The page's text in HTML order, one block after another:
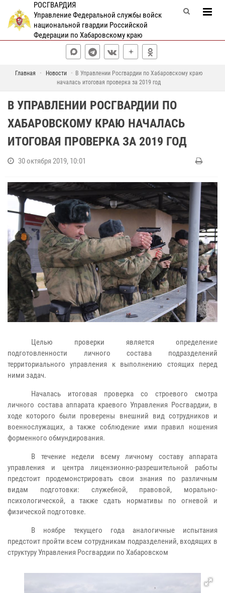
РОСГВАРДИЯ
Управление Федеральной службы войск
национальной гвардии Российской
Федерации по Хабаровскому краю
Главная Новости
В Управлении Росгвардии по Хабаровскому краю
началась итоговая проверка за 2019 год
В УПРАВЛЕНИИ РОСГВАРДИИ ПО
ХАБАРОВСКОМУ КРАЮ НАЧАЛАСЬ
ИТОГОВАЯ ПРОВЕРКА ЗА 2019 ГОД
30 октября 2019, 10:01
Целью проверки является определение
подготовленности личного состава подразделений
территориального управления к выполнению стоящих перед
ними задач.
Началась итоговая проверка со строевого смотра
личного состава аппарата краевого Управления Росгвардии, в
ходе которого были проверены внешний вид сотрудников и
военнослужащих, а также соблюдение ими правил ношения
форменного обмундирования.
В течение недели всему личному составу аппарата
управления и центра лицензионно-разрешительной работы
предстоит продемонстрировать свои знания по различным
видам подготовки: служебной, правовой, морально-
психологической, а также сдать нормативы по огневой и
физической подготовке.
В ноябре текущего года аналогичные испытания
предстоит пройти всем сотрудникам подразделений, входящих в
структуру Управления Росгвардии по Хабаровском